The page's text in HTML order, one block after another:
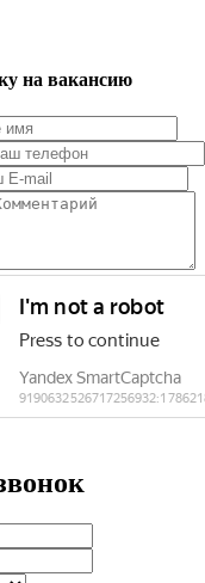
на вакансию